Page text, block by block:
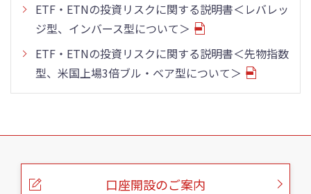
ETF・ETNの投資リスクに関する説明書＜レバレッ
ジ型、インバース型について＞
ETF・ETNの投資リスクに関する説明書＜先物指数
型、米国上場3倍ブル・ベア型について＞
こ
口座開設のご案内